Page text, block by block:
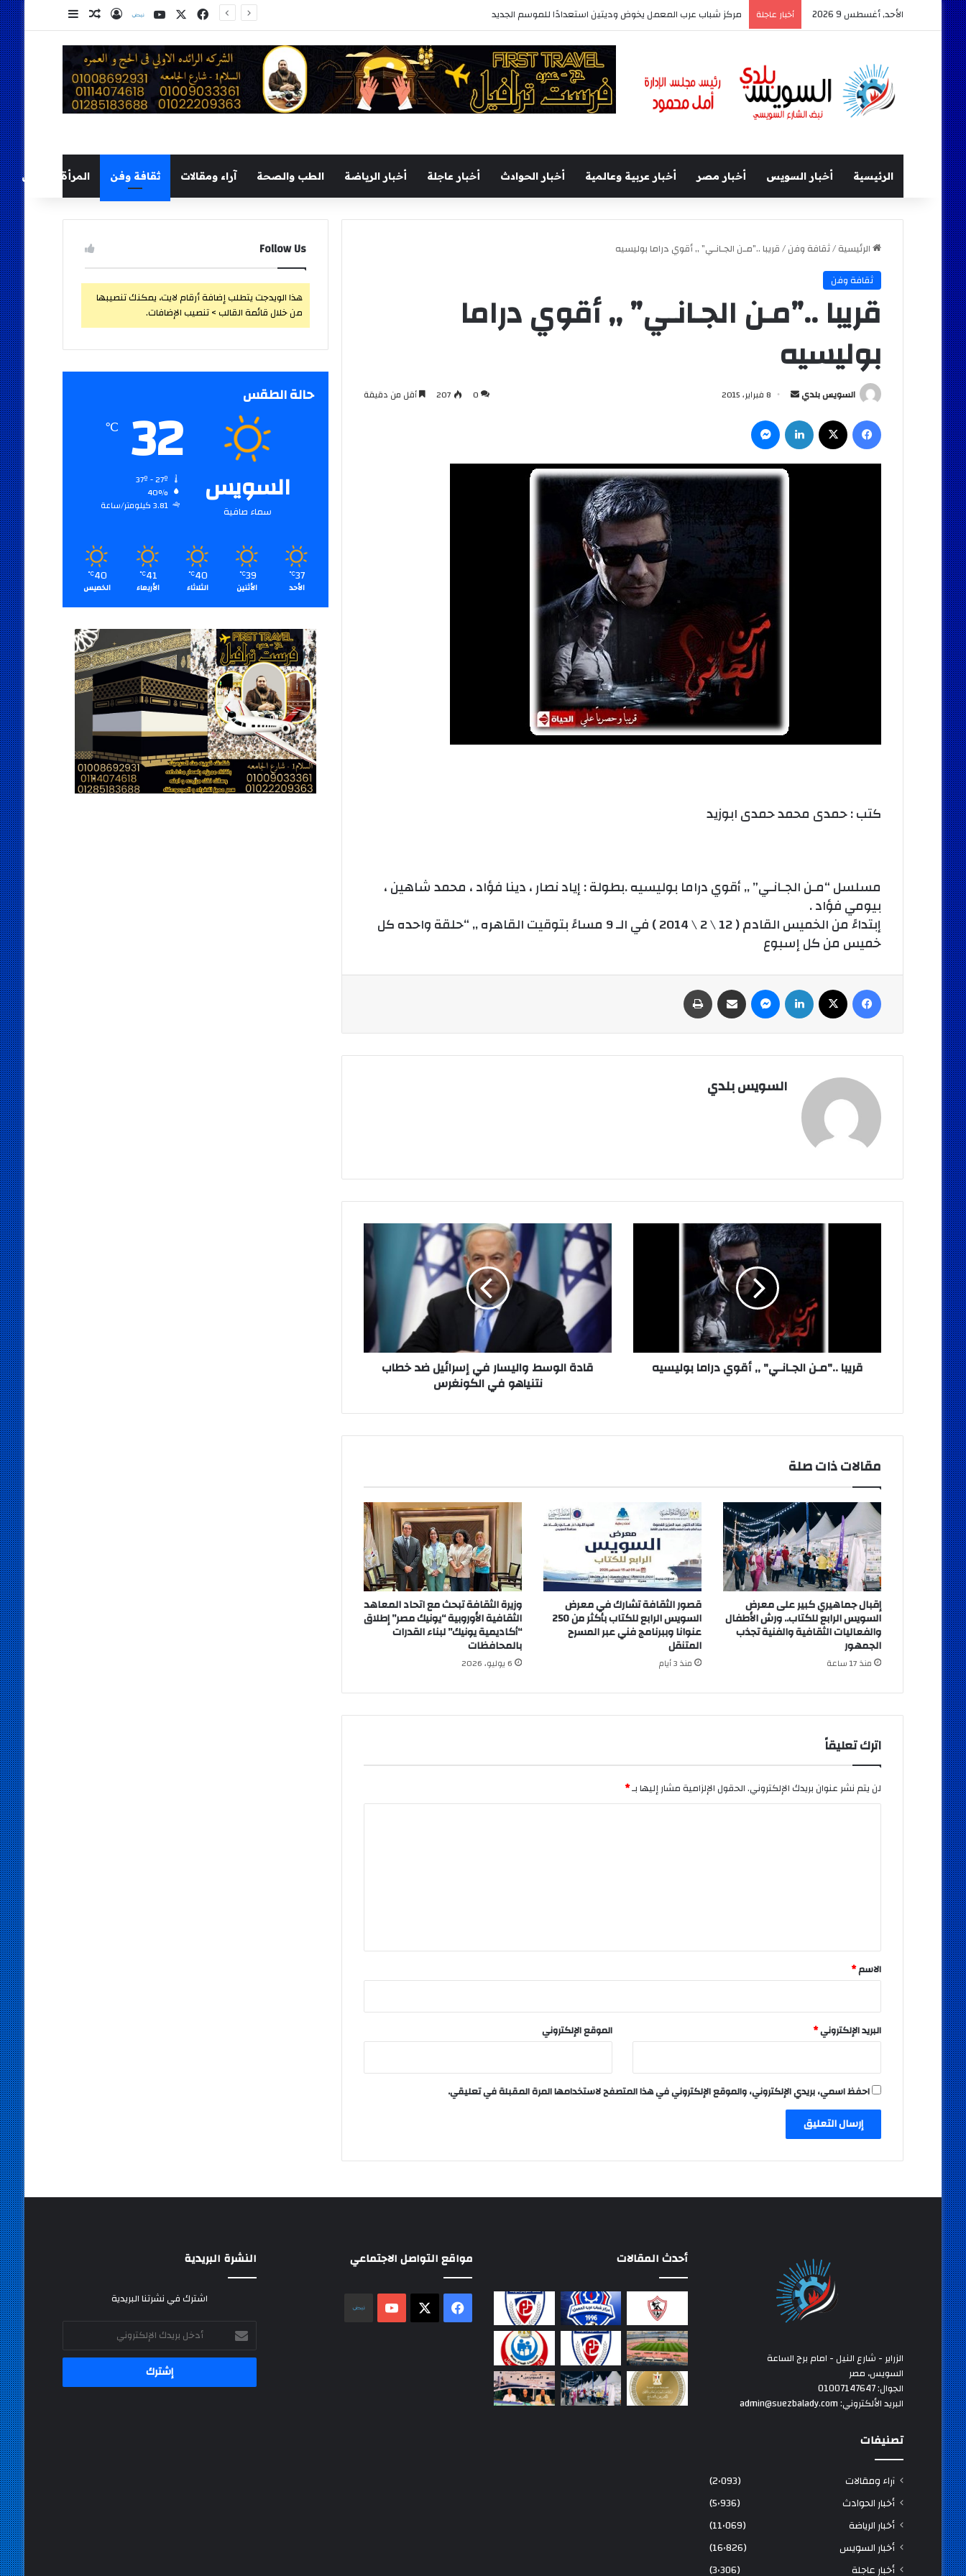
الأحد, أغسطس 9 2026 أخبار عاجلة مركز شباب عرب المعمل يخوض وديتين استعدادًا للموسم الجديد فيسبوك
‫X
‫YouTube
نلضتسجيل الدخول
مقال عشوائي
إضافة عمود
الرئيسية أخبار السويس أخبار مصر أخبار عربية وعالمية أخبار الحوادث أخبار عاجلة أخبار الرياضة الطب والصحة آراء ومقالات ثقافة وفن المرأة والطفل
الرئيسية/ثقافة وفن/قريبا ..”مـن الجـانـي” ,, أقوي دراما بوليسيه
ثقافة وفن
قريبا ..”مـن الجـانـي” ,, أقوي دراما
بوليسيه
السويس بلدي
أرسل
إلكترونيا
8 فبراير، 2015 0
207 أقل من دقيقة
فيسبوك لينكدإن
كتب : حمدى محمد حمدى ابوزيد
مسلسل “مـن الجـانـي” ,, أقوي دراما بوليسيه .بطولة : إياد نصار ، دينا فؤاد ، محمد شاهين ،
بيومي فؤاد .
إبتداءً من الخميس القادم ( 12 \ 2 \ 2014 ) في الـ 9 مساءً بتوقيت القاهره ,, “حلقة واحده كل
خميس من كل إسبوع
فيسبوك لينكدإن ماسنجر مشاركة عبر البريد
السويس بلدي
قريبا .."مـن الجـانـي" ,, أقوي دراما بوليسيه
قادة
الوسط
واليسار
في
إسرائيل
ضد
نتنياهو
في
الكونغرس
قادة الوسط واليسار في إسرائيل ضد خطاب
نتنياهو في الكونغرس
مقالات ذات صلة
إقبال جماهيري كبير على معرض
السويس الرابع للكتاب.. ورش الأطفال
والفعاليات الثقافية والفنية تجذب
الجمهور
منذ 17 ساعة
قصور الثقافة تشارك في معرض
السويس الرابع للكتاب بأكثر من 250
عنوانا وببرنامج فني عبر المسرح
المتنقل
منذ 3 أيام
وزيرة الثقافة تبحث مع اتحاد المعاهد
الثقافية الأوروبية “يونيك مصر” إطلاق
“أكاديمية يونيك” لبناء القدرات
بالمحافظات
6 يوليو، 2026
اترك تعليقاً
لن يتم نشر عنوان بريدك الإلكتروني.الحقول الإلزامية مشار إليها بـ*
*
الاسم*
البريد الإلكتروني* الموقع الإلكتروني
احفظ اسمي، بريدي الإلكتروني، والموقع الإلكتروني في هذا المتصفح لاستخدامها المرة المقبلة في تعليقي.
Follow Us
هذا الويدجت يتطلب إضافة أرقام لايت، يمكنك تنصيبها
من خلال قائمة القالب > تنصيب الإضافات.
حالة الطقس
السويس
سماء صافية
32
℃
40%
3.81 كيلومتر/ساعة
37
℃
الأحد
39
℃
الأثنين
40
℃
الثلاثاء
41
℃
الأربعاء
40
℃
الخميس
الزراير - شارع النيل - امام برج الساعة
السويس، مصر
الجوال: 01007147647
البريد الألكتروني: admin@suezbalady.com
تصنيفات
آراء ومقالات
(2٬093)
أخبار الحوادث
(5٬936)
أخبار الرياضة
(11٬069)
أخبار السويس
(16٬826)
أخبار عاجلة
(3٬306)
أحدث المقالات مواقع التواصل الاجتماعي
فيسبوك
‫X
‫YouTube
النشرة البريدية
اشترك في نشرتنا البريدية
أدخل
بريدك
الإلكتروني